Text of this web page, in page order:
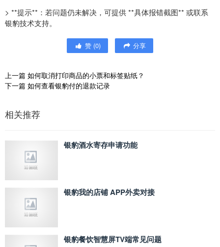
> **提示**：若问题仍未解决，可提供 **具体报错截图** 或联系
银豹技术支持。
赞 (0) 分享
上一篇 如何取消打印商品的小票和标签贴纸？
下一篇 如何查看银豹付的退款记录
相关推荐
银豹酒水寄存申请功能
银豹我的店铺 APP外卖对接
银豹餐饮智慧屏TV端常见问题